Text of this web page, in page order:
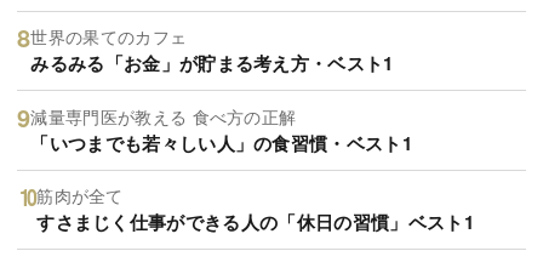
世界の果てのカフェ
みるみる「お金」が貯まる考え方・ベスト1
減量専門医が教える 食べ方の正解
「いつまでも若々しい人」の食習慣・ベスト1
筋肉が全て
すさまじく仕事ができる人の「休日の習慣」ベスト1